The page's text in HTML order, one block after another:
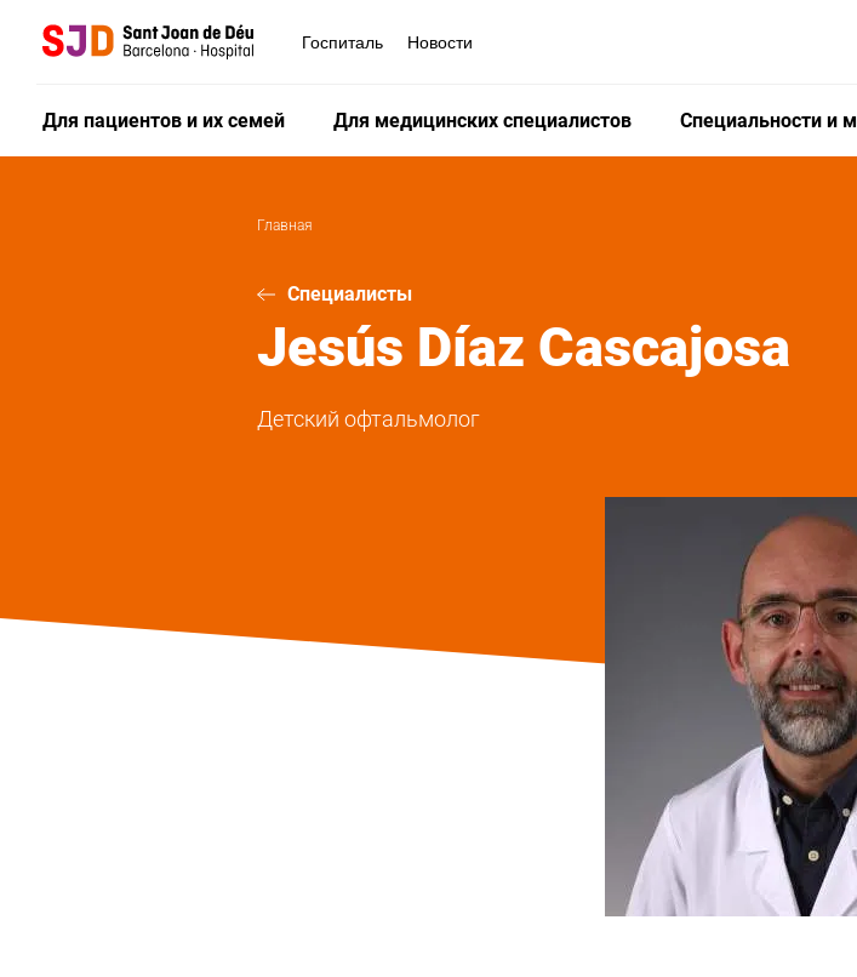
основному
Госпиталь Новости
Для пациентов и их семей Для медицинских специалистов Специальности и
Главная
Специалисты
Jesús Díaz Cascajosa
Детский офтальмолог